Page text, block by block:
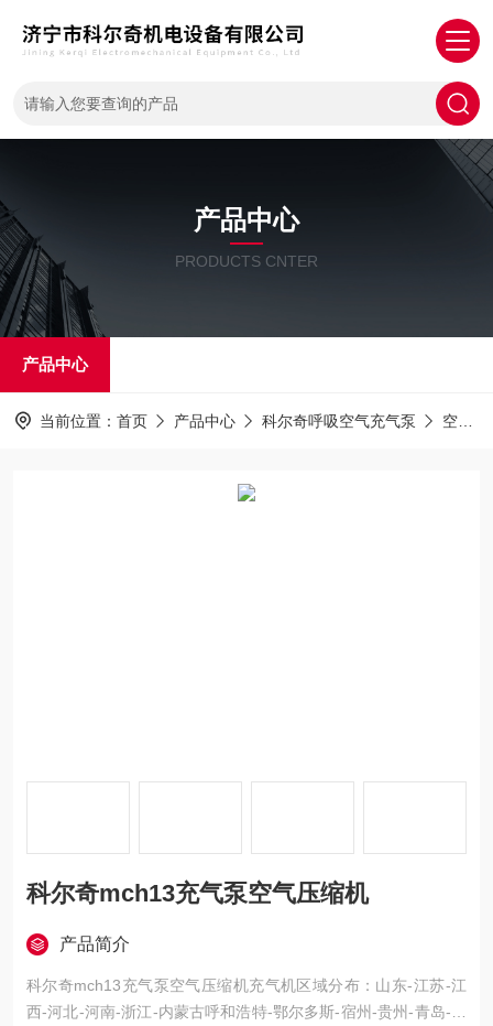
产品中心
PRODUCTS CNTER
产品中心
当前位置： 首页 产品中心 科尔奇呼吸空气充气泵 空气压缩机
科尔奇mch13充气泵空气压缩机
产品简介
科尔奇mch13充气泵空气压缩机充气机区域分布：山东-江苏-江
西-河北-河南-浙江-内蒙古呼和浩特-鄂尔多斯-宿州-贵州-青岛-唐